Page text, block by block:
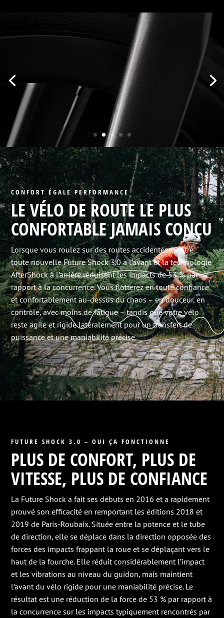
CONFORT ÉGALE PERFORMANCE
LE VÉLO DE ROUTE LE PLUS
CONFORTABLE JAMAIS CONÇU
Lorsque vous roulez sur des routes accidentées, notre
toute nouvelle Future Shock 3.0 à l’avant et la technologie
AfterShock à l’arrière réduisent les impacts de 53 % par
rapport à la concurrence. Vous flotterez en toute confiance
et confortablement au-dessus du chaos – en douceur, en
contrôle, avec moins de fatigue – tandis que votre vélo
reste agile et rigide latéralement pour un transfert de
puissance et une maniabilité précise.
FUTURE SHOCK 3.0 – OUI ÇA FONCTIONNE
PLUS DE CONFORT, PLUS DE
VITESSE, PLUS DE CONFIANCE
La Future Shock a fait ses débuts en 2016 et a rapidement
prouvé son efficacité en remportant les éditions 2018 et
2019 de Paris-Roubaix. Située entre la potence et le tube
de direction, elle se déplace dans la direction opposée des
forces des impacts frappant la roue et se déplaçant vers le
haut de la fourche. Elle réduit considérablement l’impact
et les vibrations au niveau du guidon, mais maintient
l’avant du vélo rigide pour une maniabilité précise. Le
résultat est une réduction de la force de 53 % par rapport à
la concurrence sur les impacts typiquement rencontrés par